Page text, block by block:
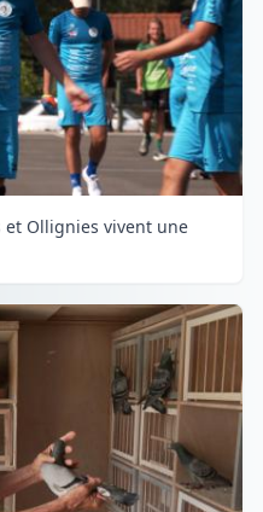
et Ollignies vivent une